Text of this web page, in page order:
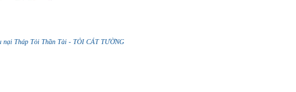
nại Tháp Tỏi Thần Tài - TỎI CÁT TƯỜNG